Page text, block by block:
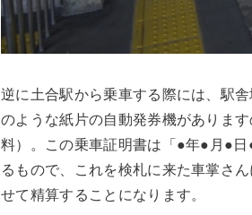
逆に土合駅から乗車する際には、駅
のような紙片の自動発券機がありま
料）。この乗車証明書は「●年●月●
るもので、これを検札に来た車掌さ
せて精算することになります。